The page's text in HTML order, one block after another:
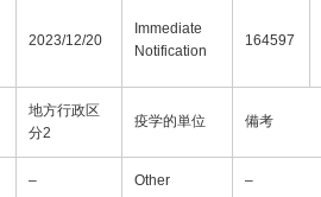
2023/12/20
Immediate
Notification
164597
地方行政区
分2
疫学的単位 備考
– Other –